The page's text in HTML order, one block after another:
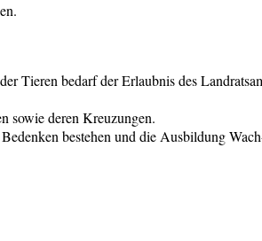
Tieren bedarf der Erlaubnis des
sowie deren Kreuzungen.
bestehen und die Ausbildung